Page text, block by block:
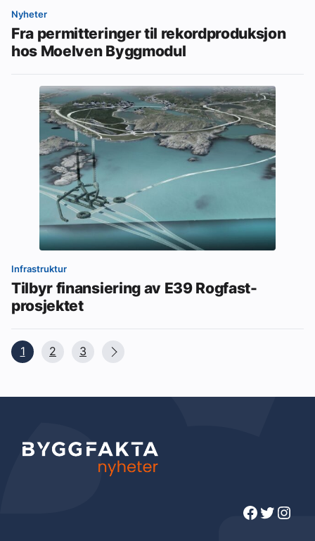
Nyheter
Fra permitteringer til rekordproduksjon
hos Moelven Byggmodul
Infrastruktur
Tilbyr finansiering av E39 Rogfast-
prosjektet
1 2 3
Facebook Twitter Instagram